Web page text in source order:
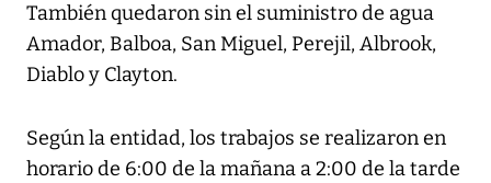
También quedaron sin el suministro de agua
Amador, Balboa, San Miguel, Perejil, Albrook,
Diablo y Clayton.
Según la entidad, los trabajos se realizaron en
horario de 6:00 de la mañana a 2:00 de la tarde